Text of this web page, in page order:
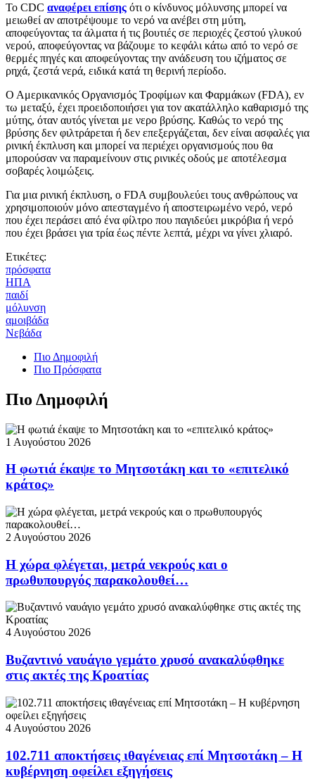
Το CDC αναφέρει επίσης ότι ο κίνδυνος μόλυνσης μπορεί να
μειωθεί αν αποτρέψουμε το νερό να ανέβει στη μύτη,
αποφεύγοντας τα άλματα ή τις βουτιές σε περιοχές ζεστού γλυκού
νερού, αποφεύγοντας να βάζουμε το κεφάλι κάτω από το νερό σε
θερμές πηγές και αποφεύγοντας την ανάδευση του ιζήματος σε
ρηχά, ζεστά νερά, ειδικά κατά τη θερινή περίοδο.
Ο Αμερικανικός Οργανισμός Τροφίμων και Φαρμάκων (FDA), εν
τω μεταξύ, έχει προειδοποιήσει για τον ακατάλληλο καθαρισμό της
μύτης, όταν αυτός γίνεται με νερο βρύσης. Καθώς το νερό της
βρύσης δεν φιλτράρεται ή δεν επεξεργάζεται, δεν είναι ασφαλές για
ρινική έκπλυση και μπορεί να περιέχει οργανισμούς που θα
μπορούσαν να παραμείνουν στις ρινικές οδούς με αποτέλεσμα
σοβαρές λοιμώξεις.
Για μια ρινική έκπλυση, ο FDA συμβουλεύει τους ανθρώπους να
χρησιμοποιούν μόνο απεσταγμένο ή αποστειρωμένο νερό, νερό
που έχει περάσει από ένα φίλτρο που παγιδεύει μικρόβια ή νερό
που έχει βράσει για τρία έως πέντε λεπτά, μέχρι να γίνει χλιαρό.
Ετικέτες:
πρόσφατα
ΗΠΑ
παιδί
μόλυνση
αμοιβάδα
Νεβάδα
Πιο Δημοφιλή
Πιο Πρόσφατα
Πιο Δημοφιλή
1 Αυγούστου 2026
Η φωτιά έκαψε το Μητσοτάκη και το «επιτελικό
κράτος»
2 Αυγούστου 2026
Η χώρα φλέγεται, μετρά νεκρούς και ο
πρωθυπουργός παρακολουθεί…
4 Αυγούστου 2026
Βυζαντινό ναυάγιο γεμάτο χρυσό ανακαλύφθηκε
στις ακτές της Κροατίας
4 Αυγούστου 2026
102.711 αποκτήσεις ιθαγένειας επί Μητσοτάκη – Η
κυβέρνηση οφείλει εξηγήσεις